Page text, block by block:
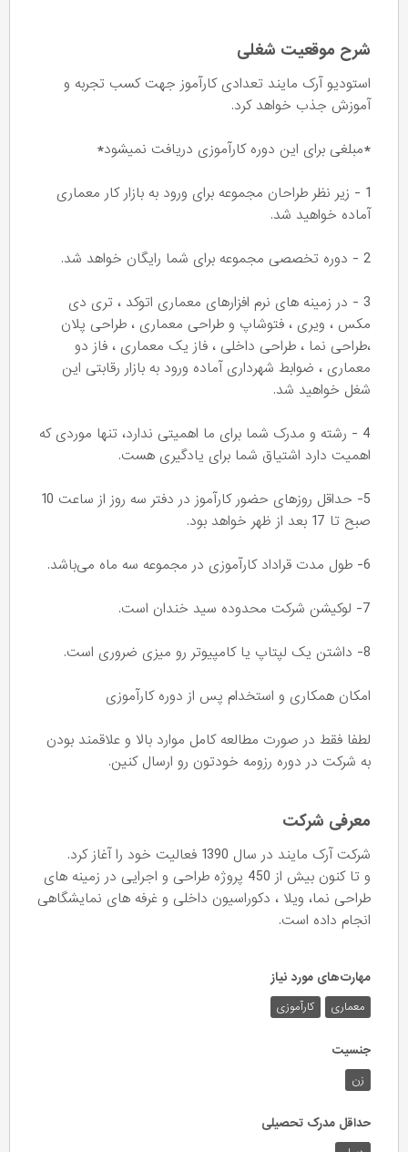
شرح موقعیت شغلی
استودیو آرک مایند تعدادی کارآموز جهت کسب تجربه و
آموزش جذب خواهد کرد.
*مبلغی برای این دوره کارآموزی دریافت نمیشود*
1 - زیر نظر طراحان مجموعه برای ورود به بازار کار معماری
آماده خواهید شد.
2 - دوره تخصصی مجموعه برای شما رایگان خواهد شد.
3 - در زمینه های نرم افزارهای معماری اتوکد ، تری دی
مکس ، ویری ، فتوشاپ و طراحی معماری ، طراحی پلان
،طراحی نما ، طراحی داخلی ، فاز یک معماری ، فاز دو
معماری ، ضوابط شهرداری آماده ورود به بازار رقابتی این
شغل خواهید شد.
4 - رشته و مدرک شما برای ما اهمیتی ندارد، تنها موردی که
اهمیت دارد اشتیاق شما برای یادگیری هست.
5- حداقل روزهای حضور کارآموز در دفتر سه روز از ساعت 10
صبح تا 17 بعد از ظهر خواهد بود.
6- طول مدت قراداد کارآموزی در مجموعه سه ماه می‌باشد.
7- لوکیشن شرکت محدوده سید خندان است.
8- داشتن یک لپتاپ یا کامپیوتر رو میزی ضروری است.
امکان همکاری و استخدام پس از دوره کارآموزی
لطفا فقط در صورت مطالعه کامل موارد بالا و علاقمند بودن
به شرکت در دوره رزومه خودتون رو ارسال کنین.
معرفی شرکت
شرکت آرک مایند در سال 1390 فعالیت خود را آغاز کرد.
و تا کنون بیش از 450 پروژه طراحی و اجرایی در زمینه های
طراحی نما، ویلا ، دکوراسیون داخلی و غرفه های نمایشگاهی
انجام داده است.
مهارت‌های مورد نیاز
معماری کارآموزی
جنسیت
زن
حداقل مدرک تحصیلی